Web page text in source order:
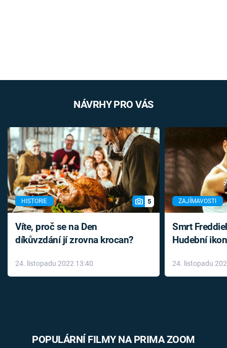
NÁVRHY PRO VÁS
HISTORIE 5
Víte, proč se na Den
díkůvzdání jí zrovna krocan?
24. listopadu 2022 13:40
ZAJÍMAVOSTI
Smrt
Hudební
léky
24. listopadu
POPULÁRNÍ FILMY NA PRIMA ZOOM